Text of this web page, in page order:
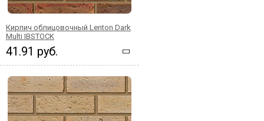
Кирпич облицовочный Lenton Dark
Multi IBSTOCK
41.91 руб.